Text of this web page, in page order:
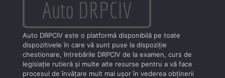
Auto DRPCIV este o platformă disponibilă pe toate
dispozitivele în care vă sunt puse la dispoziţie
chestionare, întrebările DRPCIV de la examen, curs de
legislaţie rutieră şi multe alte resurse pentru a vă face
procesul de învăţare mult mai uşor în vederea obţinerii